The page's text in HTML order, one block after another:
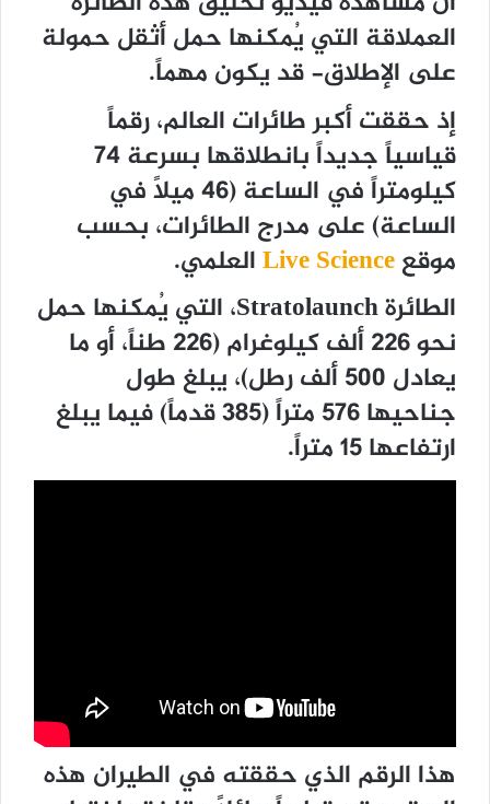
العملاقة التي يُمكنها حمل أثقل حمولة
على الإطلاق- قد يكون مهماً.
إذ حققت أكبر طائرات العالم، رقماً
قياسياً جديداً بانطلاقها بسرعة 74
كيلومتراً في الساعة (46 ميلاً في
الساعة) على مدرج الطائرات، بحسب
موقعLive Scienceالعلمي.
الطائرة Stratolaunch، التي يُمكنها حمل
نحو 226 ألف كيلوغرام (226 طناً، أو ما
يعادل 500 ألف رطل)، يبلغ طول
جناحيها 576 متراً (385 قدماً) فيما يبلغ
ارتفاعها 15 متراً.
هذا الرقم الذي حققته في الطيران هذه